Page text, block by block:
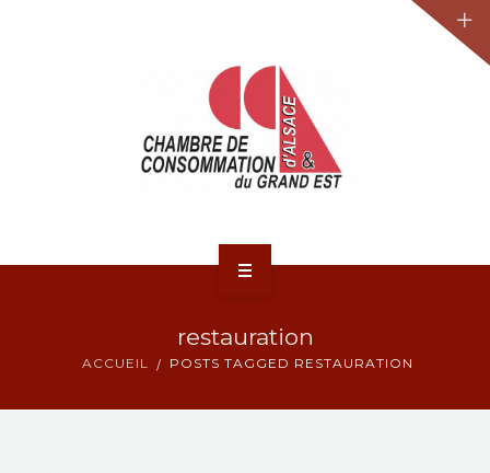
restauration
ACCUEIL POSTS TAGGED RESTAURATION